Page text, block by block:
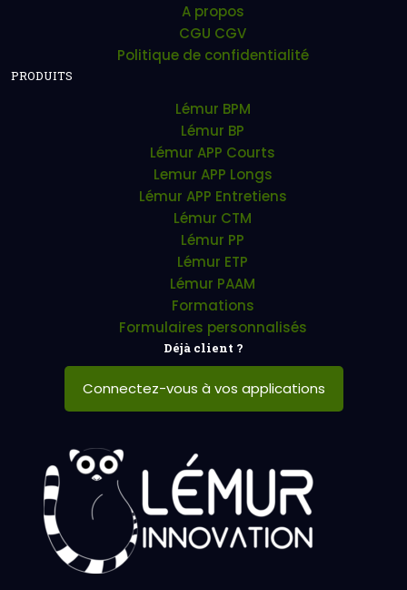
A propos
CGU CGV
Politique de confidentialité
PRODUITS
Lémur BPM
Lémur BP
Lémur APP Courts
Lemur APP Longs
Lémur APP Entretiens
Lémur CTM
Lémur PP
Lémur ETP
Lémur PAAM
Formations
Formulaires personnalisés
Déjà client ?
Connectez-vous à vos applications